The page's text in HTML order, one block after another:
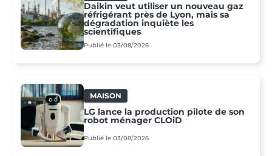
Daikin veut utiliser un nouveau gaz
réfrigérant près de Lyon, mais sa
dégradation inquiète les
scientifiques
Publié le 03/08/2026
MAISON
LG lance la production pilote de son
robot ménager CLOiD
Publié le 03/08/2026